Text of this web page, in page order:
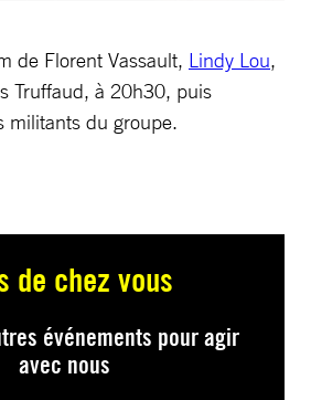
de Florent Vassault, Lindy Lou,
Truffaud, à 20h30, puis
militants du groupe.
de chez vous
événements pour agir
avec nous